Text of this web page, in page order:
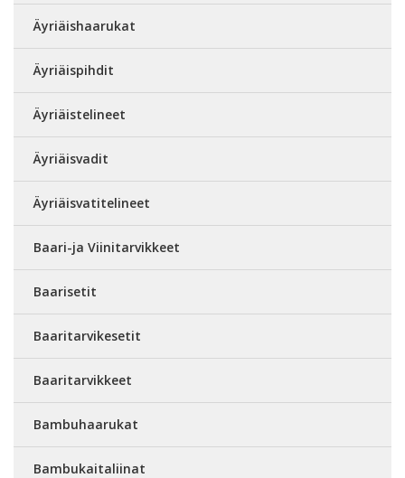
Äyriäishaarukat
Äyriäispihdit
Äyriäistelineet
Äyriäisvadit
Äyriäisvatitelineet
Baari-ja Viinitarvikkeet
Baarisetit
Baaritarvikesetit
Baaritarvikkeet
Bambuhaarukat
Bambukaitaliinat